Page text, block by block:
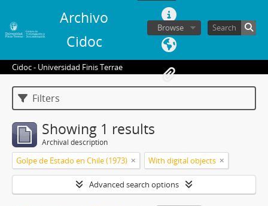
Archivo
Cidoc
Browse
Cidoc - Universidad Finis Terrae
Filters
Showing 1 results
Archival description
Golpe de Estado en Chile (1973) With digital objects
Advanced search options